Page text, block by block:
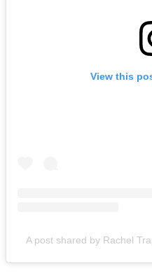
View this
A post shared by Rachel